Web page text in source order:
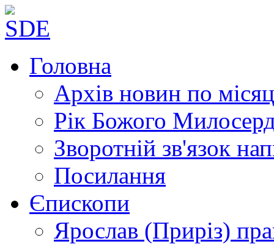
Головна
Архів новин по
Рік Божого
Зворотній зв'язок
Посилання
Єпископи
Ярослав (Приріз)